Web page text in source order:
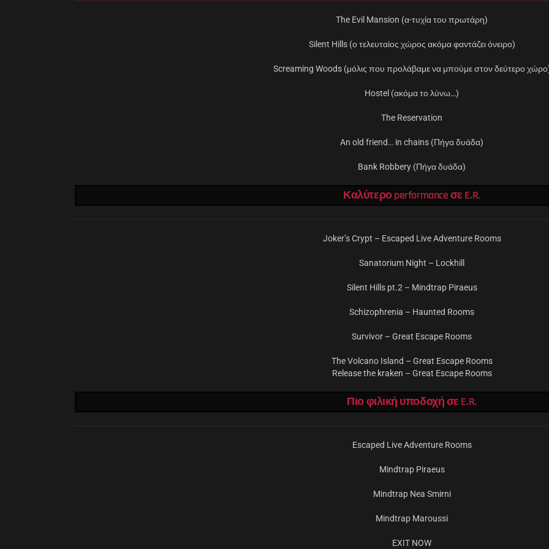
The Evil Mansion (α-τυχία του πρωτάρη)
Silent Hills (ο τελευταίος χώρος ακόμα φαντάζει όνειρο)
Screaming Woods (μόλις που προλάβαμε να μπούμε στον δεύτερο
Hostel (ακόμα το λύνω…)
The Reservation
An old friend… in chains (Πήγα δυάδα)
Bank Robbery (Πήγα δυάδα)
Καλύτερο performance σε E.R.
Joker’s Crypt – Escaped Live Adventure Rooms
Sanatorium Night – Lockhill
Silent Hills pt.2 – Mindtrap Piraeus
Schizophrenia – Haunted Rooms
Survivor – Great Escape Rooms
The Volcano Island – Great Escape Rooms
Release the kraken – Great Escape Rooms
Πιο φιλική υποδοχή σε E.R.
Escaped Live Adventure Rooms
Mindtrap Piraeus
Mindtrap Nea Smirni
Mindtrap Maroussi
EXIT NOW